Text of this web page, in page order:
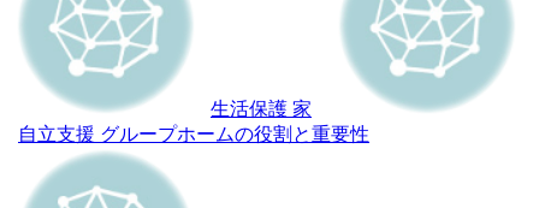
生活保護 家
自立支援 グループホームの役割と重要性